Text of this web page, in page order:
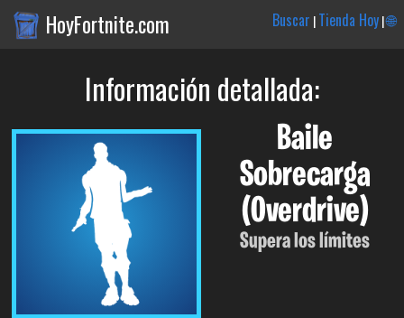
HoyFortnite.com Buscar |Tienda Hoy|🌐
Información detallada:
Baile
Sobrecarga
(Overdrive)
Supera los límites